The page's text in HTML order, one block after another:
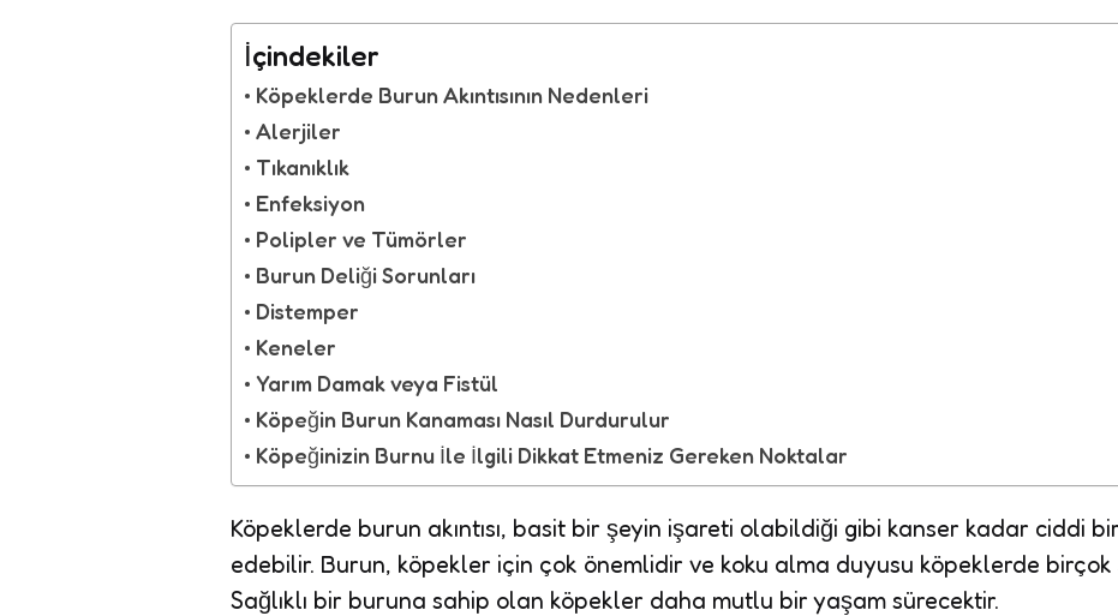
İçindekiler
Köpeklerde Burun Akıntısının Nedenleri
Alerjiler
Tıkanıklık
Enfeksiyon
Polipler ve Tümörler
Burun Deliği Sorunları
Distemper
Keneler
Yarım Damak veya Fistül
Köpeğin Burun Kanaması Nasıl Durdurulur
Köpeğinizin Burnu İle İlgili Dikkat Etmeniz Gereken Noktalar
Köpeklerde burun akıntısı, basit bir şeyin işareti olabildiği gibi kanser kadar ciddi
edebilir. Burun, köpekler için çok önemlidir ve koku alma duyusu köpeklerde birçok
Sağlıklı bir buruna sahip olan köpekler daha mutlu bir yaşam sürecektir.